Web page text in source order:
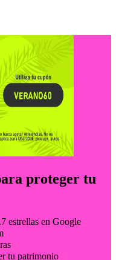
proteger tu
estrellas en Google
tu patrimonio